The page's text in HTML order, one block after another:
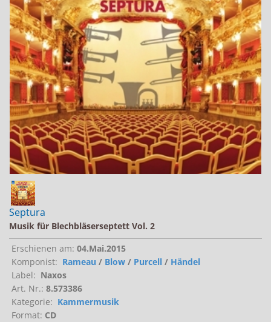
Jobs bei Naxos
Naxos Deutschland Blog
Naxos weltweit
Septura
Musik für Blechbläserseptett Vol. 2
Erschienen am: 04.Mai.2015
Komponist: Rameau / Blow / Purcell / Händel
Label: Naxos
Art. Nr.: 8.573386
Kategorie: Kammermusik
Format: CD